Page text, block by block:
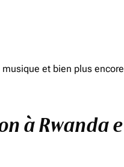
et bien plus
à Rwanda